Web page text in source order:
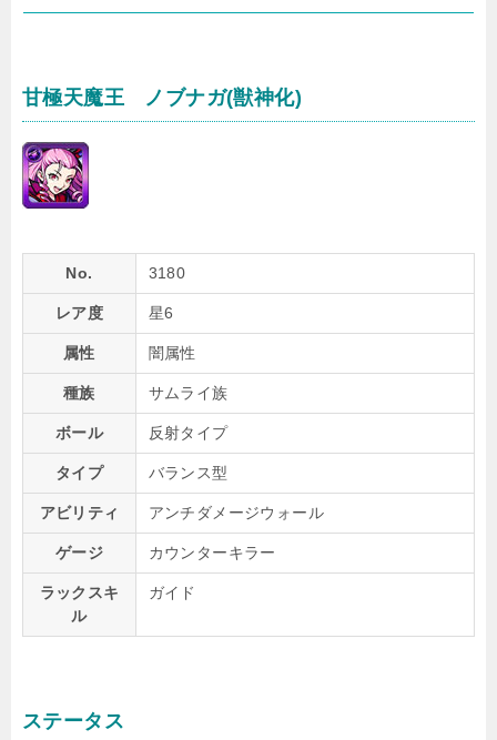
甘極天魔王 ノブナガ(獣神化)
No. 3180
レア度 星6
属性 闇属性
種族 サムライ族
ボール 反射タイプ
タイプ バランス型
アビリティ アンチダメージウォール
ゲージ カウンターキラー
ラックスキ
ル
ガイド
ステータス